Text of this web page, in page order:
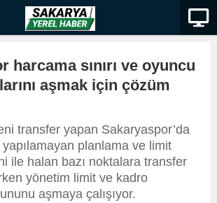
harcama sınırı ve oyuncu
aşmak için çözüm
transfer yapan Sakaryaspor’da
planlama ve limit
ile halan bazı noktalara transfer
yönetim limit ve kadro
aşmaya çalışıyor.